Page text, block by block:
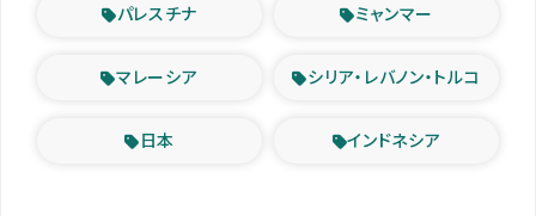
パレスチナ ミャンマー
マレーシア シリア・レバノン・トルコ
日本 インドネシア